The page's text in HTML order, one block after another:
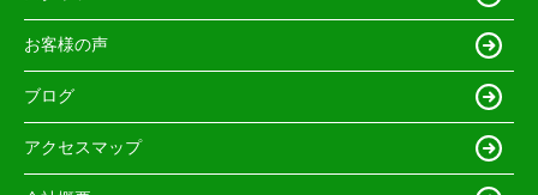
お客様の声
ブログ
アクセスマップ